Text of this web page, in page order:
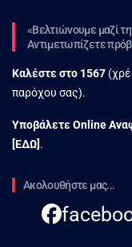
«Βελτιώνουμε μαζί
Αντιμετωπίζετε
Καλέστε στο 1567
παρόχου σας).
Υποβάλετε Online
[ΕΔΩ] .
Ακολουθήστε μας...